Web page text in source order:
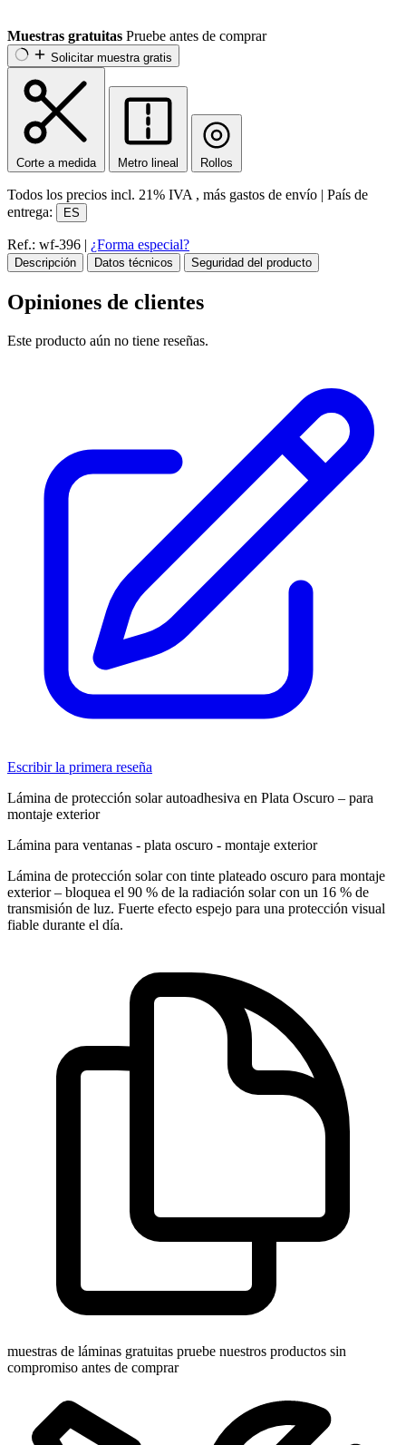
Muestras gratuitas Pruebe antes de comprar
Solicitar muestra gratis
Corte a medida Metro lineal Rollos
Todos los precios incl. 21% IVA , más gastos de envío | País de
entrega:
ES
Ref.: wf-396 | ¿Forma especial?
Descripción Datos técnicos Seguridad del producto
Opiniones de clientes
Este producto aún no tiene reseñas.
Escribir la primera reseña
Lámina de protección solar autoadhesiva en Plata Oscuro – para
montaje exterior
Lámina para ventanas - plata oscuro - montaje exterior
Lámina de protección solar con tinte plateado oscuro para montaje
exterior – bloquea el 90 % de la radiación solar con un 16 % de
transmisión de luz. Fuerte efecto espejo para una protección visual
fiable durante el día.
muestras de láminas gratuitas pruebe nuestros productos sin
compromiso antes de comprar